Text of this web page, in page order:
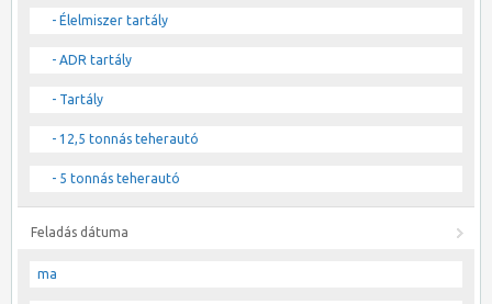
- Élelmiszer tartály
- ADR tartály
- Tartály
- 12,5 tonnás teherautó
- 5 tonnás teherautó
Feladás dátuma
ma